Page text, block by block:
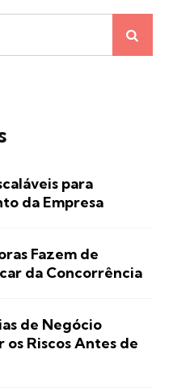
para
da Empresa
Fazem de
da Concorrência
de Negócio
os Riscos Antes de